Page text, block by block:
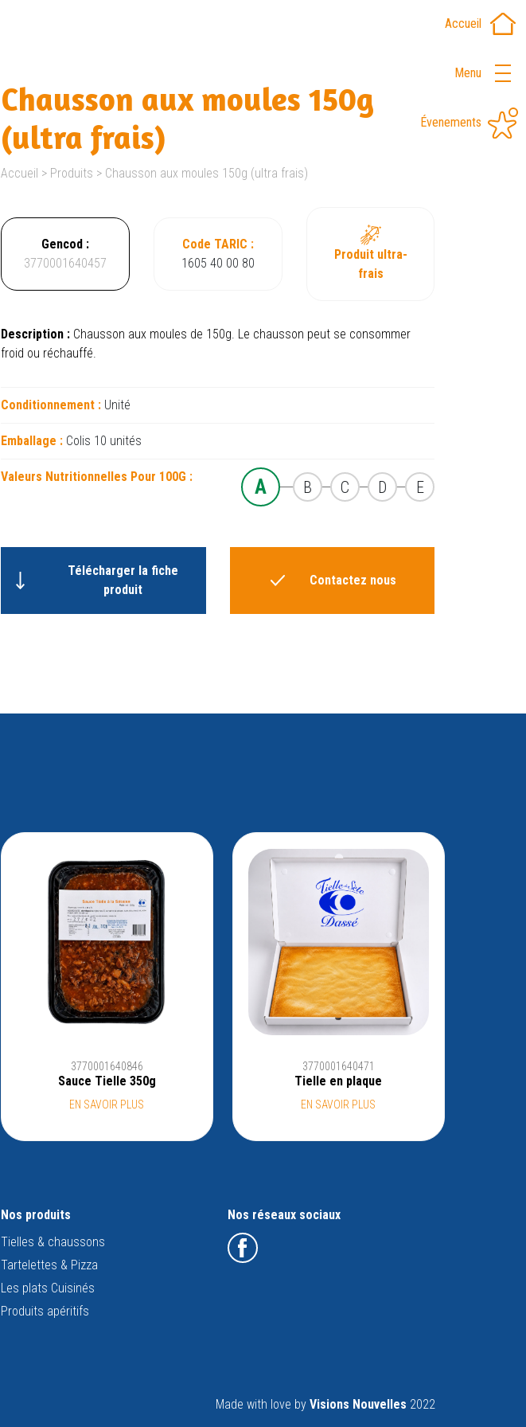
Accueil
Menu
Évenements
Chausson aux moules 150g
(ultra frais)
Accueil > Produits > Chausson aux moules 150g (ultra frais)
Gencod :
3770001640457
Code TARIC :
1605 40 00 80
Produit ultra-
frais
Description : Chausson aux moules de 150g. Le chausson peut se consommer
froid ou réchauffé.
Conditionnement : Unité
Emballage : Colis 10 unités
Valeurs Nutritionnelles Pour 100G : A B C D E
Télécharger la fiche
produit
Contactez nous
3770001640846
Sauce Tielle 350g
EN SAVOIR PLUS
3770001640471
Tielle en plaque
EN SAVOIR PLUS
Nos produits
Tielles & chaussons
Tartelettes & Pizza
Les plats Cuisinés
Produits apéritifs
Nos réseaux sociaux
Made with love by Visions Nouvelles 2022